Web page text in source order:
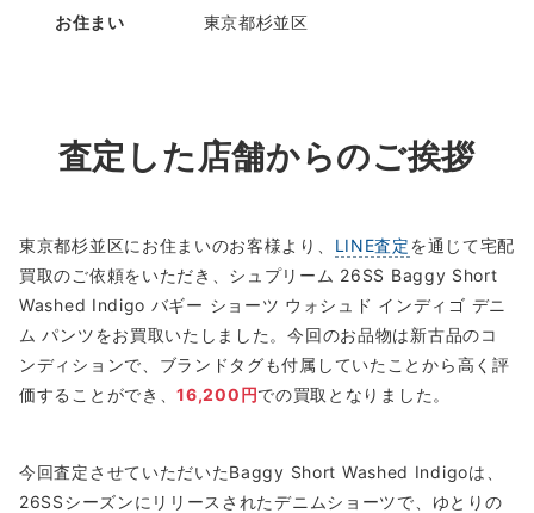
お住まい 東京都杉並区
査定した店舗からのご挨拶
東京都杉並区にお住まいのお客様より、 LINE査定を通じて宅配
買取のご依頼をいただき、シュプリーム 26SS Baggy Short
Washed Indigo バギー ショーツ ウォシュド インディゴ デニ
ム パンツをお買取いたしました。今回のお品物は新古品のコ
ンディションで、ブランドタグも付属していたことから高く評
価することができ、16,200円での買取となりました。
今回査定させていただいたBaggy Short Washed Indigoは、
26SSシーズンにリリースされたデニムショーツで、ゆとりの